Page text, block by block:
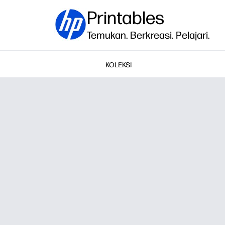
Printables
Temukan. Berkreasi. Pelajari.
KOLEKSI